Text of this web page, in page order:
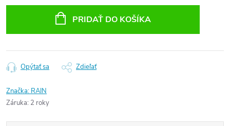
PRIDAŤ DO KOŠÍKA
Opýtať sa Zdieľať
Značka: RAIN
Záruka: 2 roky